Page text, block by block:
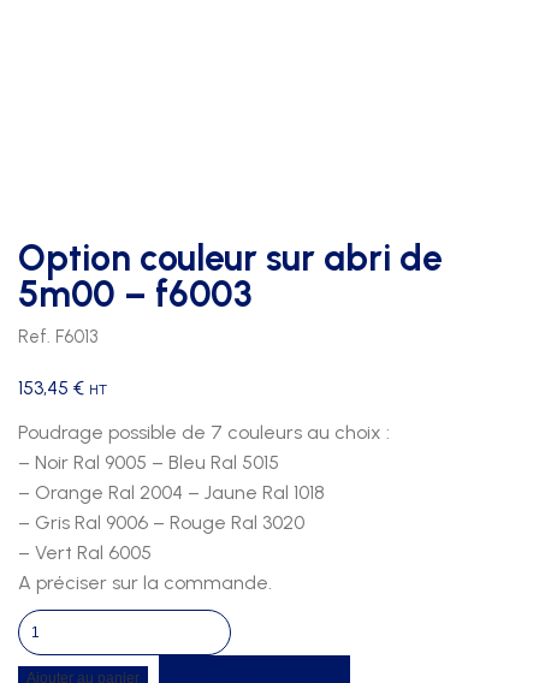
Option couleur sur abri de
5m00 – f6003
Ref. F6013
153,45 € HT
Poudrage possible de 7 couleurs au choix :
– Noir Ral 9005 – Bleu Ral 5015
– Orange Ral 2004 – Jaune Ral 1018
– Gris Ral 9006 – Rouge Ral 3020
– Vert Ral 6005
A préciser sur la commande.
quantité
de
Ajouter au panier